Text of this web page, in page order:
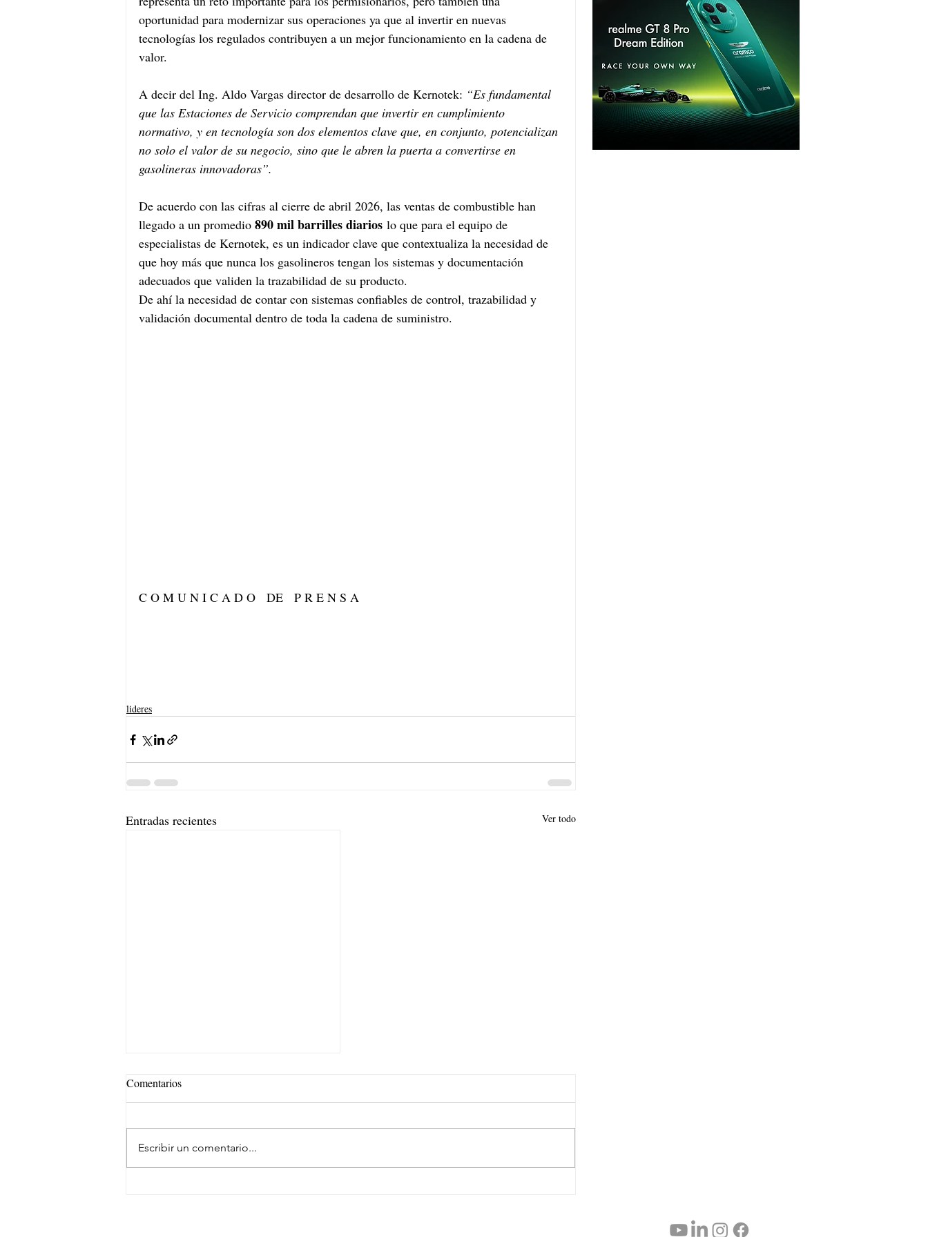
oportunidad para modernizar sus operaciones ya que al invertir en nuevas
tecnologías los regulados contribuyen a un mejor funcionamiento en la cadena de
valor.
A decir del Ing. Aldo Vargas director de desarrollo de Kernotek: “Es fundamental
que las Estaciones de Servicio comprendan que invertir en cumplimiento
normativo, y en tecnología son dos elementos clave que, en conjunto, potencializan
no solo el valor de su negocio, sino que le abren la puerta a convertirse en
gasolineras innovadoras”.
De acuerdo con las cifras al cierre de abril 2026, las ventas de combustible han
llegado a un promedio 890 mil barrilles diarios lo que para el equipo de
especialistas de Kernotek, es un indicador clave que contextualiza la necesidad de
que hoy más que nunca los gasolineros tengan los sistemas y documentación
adecuados que validen la trazabilidad de su producto.
De ahí la necesidad de contar con sistemas confiables de control, trazabilidad y
validación documental dentro de toda la cadena de suministro.
C O M U N I C A D O   DE   P R E N S A
lideres
Entradas recientes Ver todo
Comentarios
Escribir un comentario...